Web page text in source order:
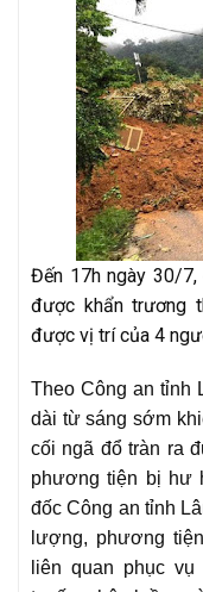
Đến 17h ngày 30/
được khẩn trương
được vị trí của 4
Theo Công an tỉnh
dài từ sáng sớm
cối ngã đổ tràn ra
phương tiện bị hư
đốc Công an tỉnh
lượng, phương
liên quan phục